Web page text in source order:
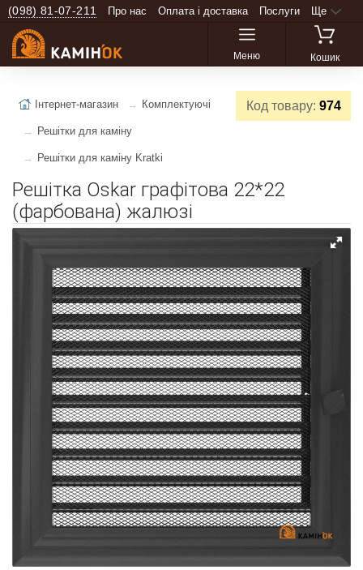
(098) 81-07-211 Про нас Оплата і доставка Послуги Ще
Меню Кошик
Код товару: 974
Інтернет-магазин Комплектуючі
Решітки для каміну
Решітки для каміну Kratki
Решітка Oskar графітова 22*22
(фарбована) жалюзі